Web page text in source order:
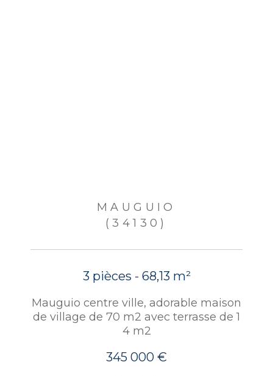
MAUGUIO
(34130)
3 pièces - 68,13 m²
Mauguio centre ville, adorable maison
de village de 70 m2 avec terrasse de 1
4 m2
345 000 €